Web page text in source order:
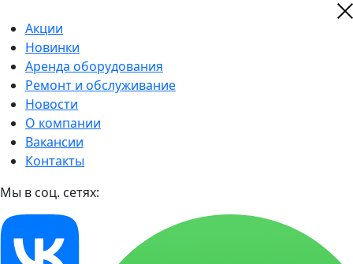
Акции
Новинки
Аренда оборудования
Ремонт и обслуживание
Новости
О компании
Вакансии
Контакты
Мы в соц. сетях: